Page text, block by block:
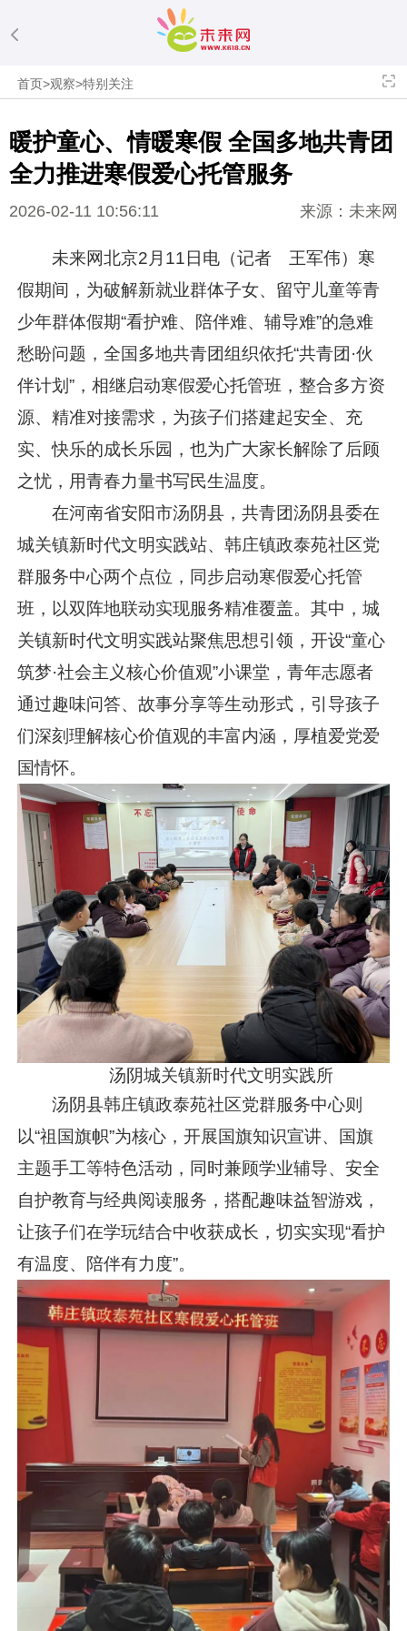
首页>观察>特别关注
暖护童心、情暖寒假 全国多地共青团
全力推进寒假爱心托管服务
2026-02-11 10:56:11 来源：未来网
未来网北京2月11日电（记者 王军伟）寒
假期间，为破解新就业群体子女、留守儿童等青
少年群体假期“看护难、陪伴难、辅导难”的急难
愁盼问题，全国多地共青团组织依托“共青团·伙
伴计划”，相继启动寒假爱心托管班，整合多方资
源、精准对接需求，为孩子们搭建起安全、充
实、快乐的成长乐园，也为广大家长解除了后顾
之忧，用青春力量书写民生温度。
在河南省安阳市汤阴县，共青团汤阴县委在
城关镇新时代文明实践站、韩庄镇政泰苑社区党
群服务中心两个点位，同步启动寒假爱心托管
班，以双阵地联动实现服务精准覆盖。其中，城
关镇新时代文明实践站聚焦思想引领，开设“童心
筑梦·社会主义核心价值观”小课堂，青年志愿者
通过趣味问答、故事分享等生动形式，引导孩子
们深刻理解核心价值观的丰富内涵，厚植爱党爱
国情怀。
汤阴城关镇新时代文明实践所
汤阴县韩庄镇政泰苑社区党群服务中心则
以“祖国旗帜”为核心，开展国旗知识宣讲、国旗
主题手工等特色活动，同时兼顾学业辅导、安全
自护教育与经典阅读服务，搭配趣味益智游戏，
让孩子们在学玩结合中收获成长，切实实现“看护
有温度、陪伴有力度”。